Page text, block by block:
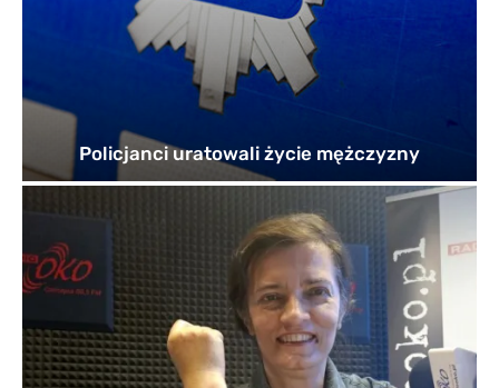
Policjanci uratowali życie mężczyzny